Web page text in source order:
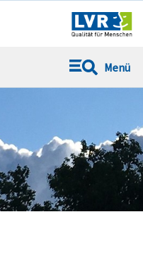
Springe direkt zu:
Menü